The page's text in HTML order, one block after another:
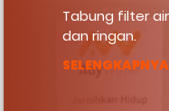
Tabung filter
dan ringan.
SELENGKAPNYA